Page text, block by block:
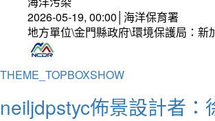
2026-05-19, 00:00│海洋保育署
地方單位\金門縣政府\環境保護局：
THEME_TOPBOXSHOW
neiljdpstyc佈景設計者：